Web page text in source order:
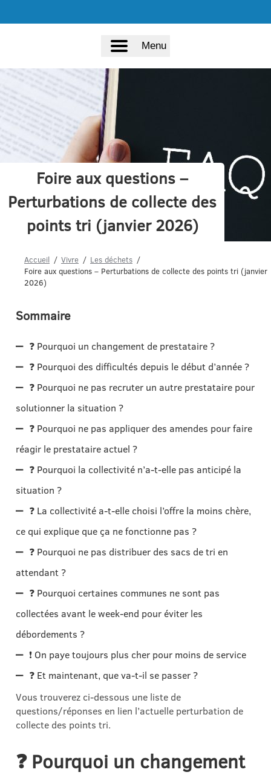
Menu
Foire aux questions –
Perturbations de collecte des
points tri (janvier 2026)
Accueil Vivre
Les déchets
Foire aux questions – Perturbations de collecte des points tri (janvier
2026)
Sommaire
❓ Pourquoi un changement de prestataire ?
❓ Pourquoi des difficultés depuis le début d’année ?
❓ Pourquoi ne pas recruter un autre prestataire pour
solutionner la situation ?
❓ Pourquoi ne pas appliquer des amendes pour faire
réagir le prestataire actuel ?
❓ Pourquoi la collectivité n’a-t-elle pas anticipé la
situation ?
❓ La collectivité a-t-elle choisi l’offre la moins chère,
ce qui explique que ça ne fonctionne pas ?
❓ Pourquoi ne pas distribuer des sacs de tri en
attendant ?
❓ Pourquoi certaines communes ne sont pas
collectées avant le week-end pour éviter les
débordements ?
❗ On paye toujours plus cher pour moins de service
❓ Et maintenant, que va-t-il se passer ?
Vous trouverez ci-dessous une liste de
questions/réponses en lien l’actuelle perturbation de
collecte des points tri.
❓ Pourquoi un changement